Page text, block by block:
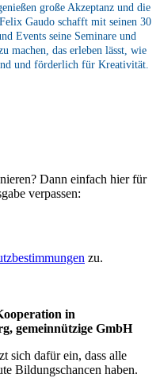
große Akzeptanz und die
Gaudo schafft mit seinen 30
Events seine Seminare und
machen, das erleben lässt, wie
und förderlich für Kreativität.
Dann einfach hier für
verpassen:
zu.
in
gemeinnützige GmbH
sich dafür ein, dass alle
Bildungschancen haben.